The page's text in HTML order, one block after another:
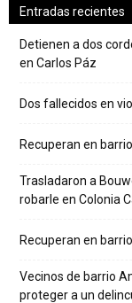
Entradas recientes
Detienen a dos
en Carlos Páz
Dos fallecidos en
Recuperan en
Trasladaron a
robarle en Colonia
Recuperan en
Vecinos de barrio
proteger a un